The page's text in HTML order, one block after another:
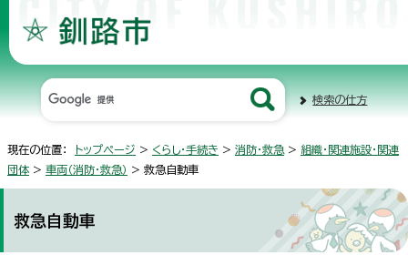
検索の仕方
現在の位置： トップページ > くらし・手続き > 消防・救急 > 組織・関連施設・関連
団体 > 車両（消防・救急） > 救急自動車
救急自動車